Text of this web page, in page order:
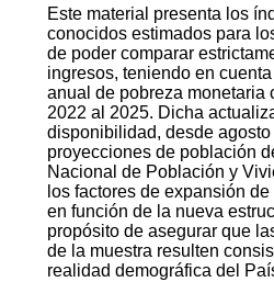
Este material presenta los
conocidos estimados para
de poder comparar
ingresos, teniendo en
anual de pobreza monetaria
2022 al 2025. Dicha
disponibilidad, desde
proyecciones de población
Nacional de Población y
los factores de expansión
en función de la nueva
propósito de asegurar que
de la muestra resulten
realidad demográfica del